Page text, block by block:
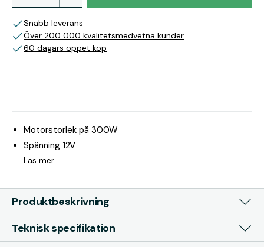
Snabb leverans
Över 200 000 kvalitetsmedvetna kunder
60 dagars öppet köp
Motorstorlek på 300W
Spänning 12V
Läs mer
Produktbeskrivning
Teknisk specifikation